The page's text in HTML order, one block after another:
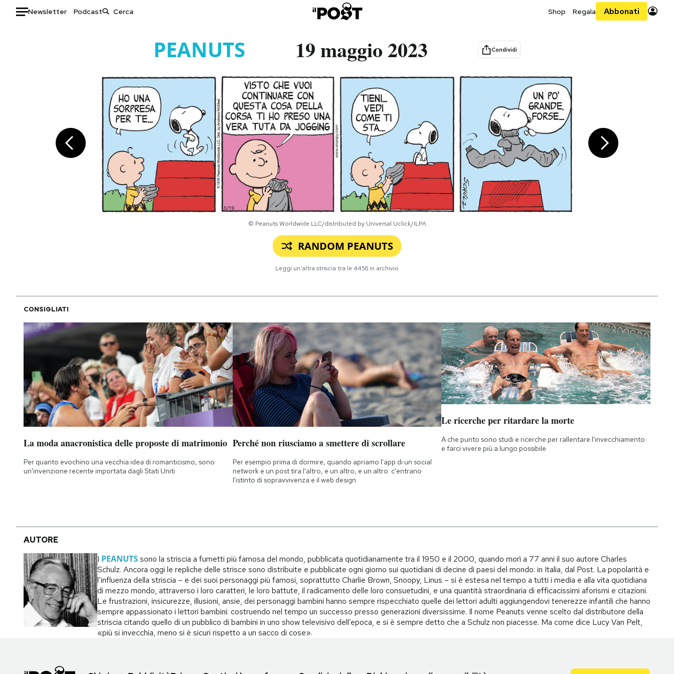
Newsletter Podcast Shop Regala Abbonati
Tecnologia
Internet
Scienza
Libri
Consumismi
Storie/Idee
Media
Europa
Altrecose
Mondiali calcio 2026
I MIEI PREFERITI
SHOP
CALENDARIO
AREA PERSONALE
Newsletter
Notifiche mobile
Regala il Post
PEANUTS 19 maggio 2023 Condividi
© Peanuts Worldwide LLC/distributed by Universal Uclick/ILPA
RANDOM PEANUTS
Leggi un'altra striscia tra le 4456 in archivio
CONSIGLIATI
La moda anacronistica delle proposte di matrimonio
Per quanto evochino una vecchia idea di romanticismo, sono
un'invenzione recente importata dagli Stati Uniti
Perché non riusciamo a smettere di scrollare
Per esempio prima di dormire, quando apriamo l'app di un social
network e un post tira l'altro, e un altro, e un altro: c'entrano
l'istinto di sopravvivenza e il web design
Le ricerche per ritardare la morte
A che punto sono studi e ricerche per rallentare l'invecchiamento
e farci vivere più a lungo possibile
AUTORE
I PEANUTSsono la striscia a fumetti più famosa del mondo, pubblicata quotidianamente tra il 1950 e il 2000, quando morì a 77 anni il suo autore Charles
Schulz. Ancora oggi le repliche delle strisce sono distribuite e pubblicate ogni giorno sui quotidiani di decine di paesi del mondo: in Italia, dal Post. La popolarità e
l’influenza della striscia – e dei suoi personaggi più famosi, soprattutto Charlie Brown, Snoopy, Linus – si è estesa nel tempo a tutti i media e alla vita quotidiana
di mezzo mondo, attraverso i loro caratteri, le loro battute, il radicamento delle loro consuetudini, e una quantità straordinaria di efficacissimi aforismi e citazioni.
Le frustrazioni, insicurezze, illusioni, ansie, dei personaggi bambini hanno sempre rispecchiato quelle dei lettori adulti aggiungendovi tenerezze infantili che hanno
sempre appassionato i lettori bambini: costruendo nel tempo un successo presso generazioni diversissime. Il nome Peanuts venne scelto dal distributore della
striscia citando quello di un pubblico di bambini in uno show televisivo dell’epoca, e si è sempre detto che a Schulz non piacesse. Ma come dice Lucy Van Pelt,
«più si invecchia, meno si è sicuri rispetto a un sacco di cose».